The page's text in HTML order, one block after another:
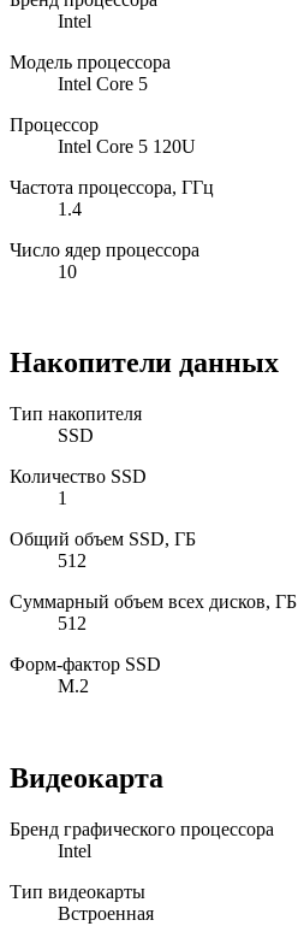
Intel
Модель процессора
Intel Core 5
Процессор
Intel Core 5 120U
Частота процессора, ГГц
1.4
Число ядер процессора
10
Накопители данных
Тип накопителя
SSD
Количество SSD
1
Общий объем SSD, ГБ
512
Суммарный объем всех дисков, ГБ
512
Форм-фактор SSD
M.2
Видеокарта
Бренд графического процессора
Intel
Тип видеокарты
Встроенная